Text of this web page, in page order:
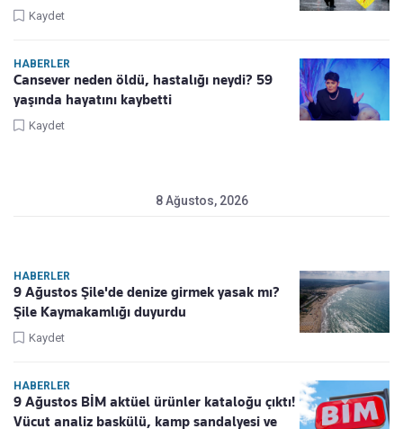
Kaydet
HABERLER
Cansever neden öldü, hastalığı neydi? 59
yaşında hayatını kaybetti
Kaydet
8 Ağustos, 2026
HABERLER
9 Ağustos Şile'de denize girmek yasak mı?
Şile Kaymakamlığı duyurdu
Kaydet
HABERLER
9 Ağustos BİM aktüel ürünler kataloğu çıktı!
Vücut analiz baskülü, kamp sandalyesi ve